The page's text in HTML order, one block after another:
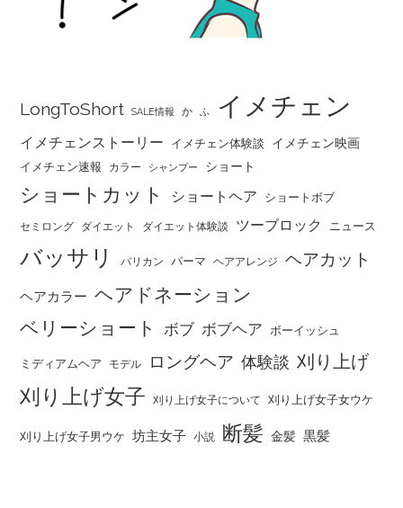
LongToShort SALE情報 か ふ イメチェン
イメチェンストーリー イメチェン体験談 イメチェン映画
イメチェン速報 カラー シャンプー ショート
ショートカット ショートヘア ショートボブ
セミロング ダイエット ダイエット体験談 ツーブロック ニュース
バッサリ バリカン パーマ ヘアアレンジ ヘアカット
ヘアカラー ヘアドネーション
ベリーショート
ボブ ボブヘア ボーイッシュ
ミディアムヘア モデル ロングヘア 体験談 刈り上げ
刈り上げ女子 刈り上げ女子について 刈り上げ女子女ウケ
刈り上げ女子男ウケ 坊主女子 小説 断髪 金髪 黒髪